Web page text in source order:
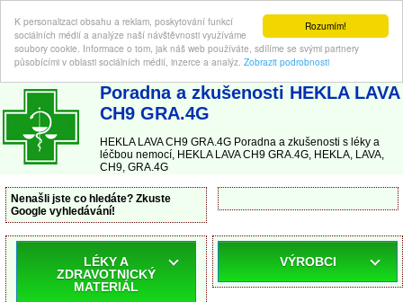
Rozumím!
K personalizaci obsahu a reklam, poskytování funkcí
sociálních médií a analýze naší návštěvnosti využíváme
soubory cookie. Informace o tom, jak náš web používáte, sdílíme se svými partnery
působícími v oblasti sociálních médií, inzerce a analýz. Zobrazit podrobnosti
ABC-LEKARNA.cz | Poradna a zkušenosti s léky a léčbou nemocí
Poradna a zkušenosti HEKLA LAVA
CH9 GRA.4G
HEKLA LAVA CH9 GRA.4G Poradna a zkušenosti s léky a
léčbou nemocí, HEKLA LAVA CH9 GRA.4G, HEKLA, LAVA,
CH9, GRA.4G
Nenašli jste co hledáte? Zkuste
Google vyhledávání!
LÉKY A
ZDRAVOTNICKÝ
MATERIÁL
VÝROBCI